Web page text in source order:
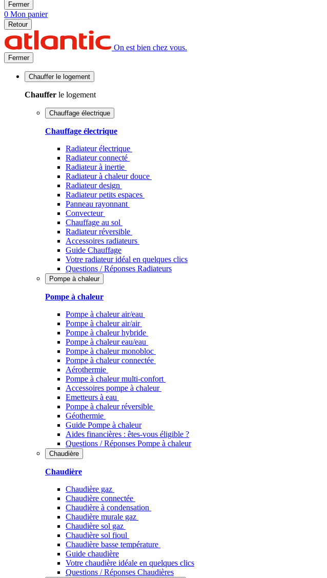
Fermer
0 Mon panier
Retour
On est bien chez vous.
Fermer
Chauffer le logement
Chauffer le logement
Chauffage électrique
Chauffage électrique
Radiateur électrique
Radiateur connecté
Radiateur à inertie
Radiateur à chaleur douce
Radiateur design
Radiateur petits espaces
Panneau rayonnant
Convecteur
Chauffage au sol
Radiateur réversible
Accessoires radiateurs
Guide Chauffage
Votre radiateur idéal en quelques clics
Questions / Réponses Radiateurs
Pompe à chaleur
Pompe à chaleur
Pompe à chaleur air/eau
Pompe à chaleur air/air
Pompe à chaleur hybride
Pompe à chaleur​ eau/eau
Pompe à chaleur monobloc
Pompe à chaleur connectée
Aérothermie
Pompe à chaleur multi-confort
Accessoires pompe à chaleur
Emetteurs à eau
Pompe à chaleur réversible
Géothermie
Guide Pompe à chaleur
Aides financières : êtes-vous éligible ?
Questions / Réponses Pompe à chaleur
Chaudière
Chaudière
Chaudière gaz
Chaudière connectée
Chaudière à condensation
Chaudière murale gaz
Chaudière sol gaz
Chaudière sol fioul
Chaudière basse température
Guide chaudière
Votre chaudière idéale en quelques clics
Questions / Réponses Chaudières